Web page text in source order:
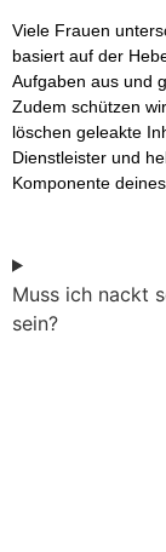
Viele Frauen
basiert auf der
Aufgaben aus und
Zudem schützen
löschen geleakte
Dienstleister und
Komponente
Muss ich nackt
sein?